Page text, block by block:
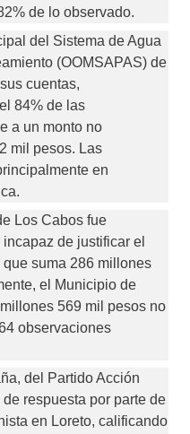
de lo observado.
del Sistema de Agua
(OOMSAPAS) de
cuentas,
84% de las
a un monto no
mil pesos. Las
en
Los Cabos fue
de justificar el
suma 286 millones
el Municipio de
569 mil pesos no
observaciones
del Partido Acción
respuesta por parte de
en Loreto, calificando